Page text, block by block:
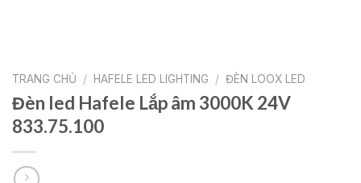
TRANG CHỦ / HAFELE LED LIGHTING / ĐÈN LOOX LED
Đèn led Hafele Lắp âm 3000K 24V
833.75.100